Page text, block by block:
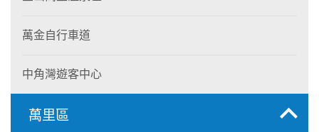
萬金自行車道
中角灣遊客中心
萬里區